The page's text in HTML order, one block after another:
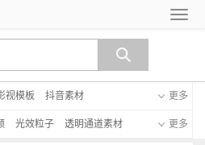
更多
视模板 抖音素材
更多
光效粒子 透明通道素材